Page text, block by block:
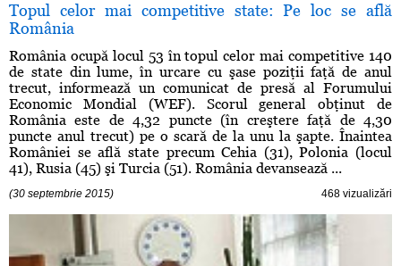
Topul celor mai competitive state: Pe loc se află
România
România ocupă locul 53 în topul celor mai competitive 140
de state din lume, în urcare cu şase poziţii faţă de anul
trecut, informează un comunicat de presă al Forumului
Economic Mondial (WEF). Scorul general obţinut de
România este de 4,32 puncte (în creştere faţă de 4,30
puncte anul trecut) pe o scară de la unu la şapte. Înaintea
României se află state precum Cehia (31), Polonia (locul
41), Rusia (45) şi Turcia (51). România devansează ...
(30 septembrie 2015) 468 vizualizări